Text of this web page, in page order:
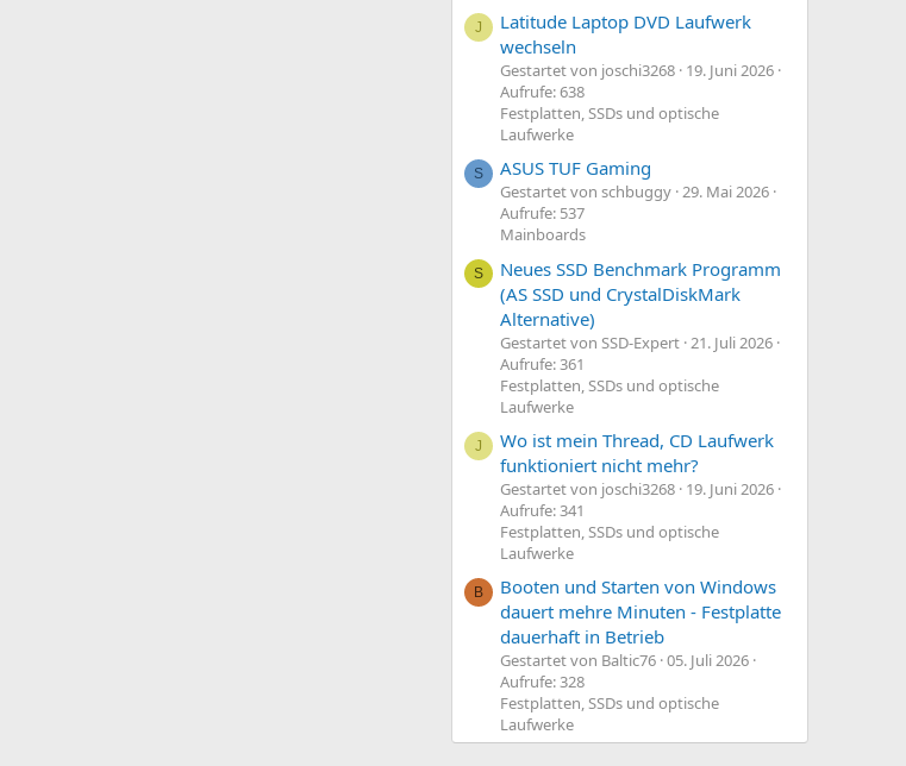
J
Latitude Laptop DVD Laufwerk
wechseln
Gestartet von joschi3268 19. Juni 2026
Aufrufe: 638
Festplatten, SSDs und optische
Laufwerke
S ASUS TUF Gaming
Gestartet von schbuggy 29. Mai 2026
Aufrufe: 537
Mainboards
S
Neues SSD Benchmark Programm
(AS SSD und CrystalDiskMark
Alternative)
Gestartet von SSD-Expert 21. Juli 2026
Aufrufe: 361
Festplatten, SSDs und optische
Laufwerke
J
Wo ist mein Thread, CD Laufwerk
funktioniert nicht mehr?
Gestartet von joschi3268 19. Juni 2026
Aufrufe: 341
Festplatten, SSDs und optische
Laufwerke
B
Booten und Starten von Windows
dauert mehre Minuten - Festplatte
dauerhaft in Betrieb
Gestartet von Baltic76 05. Juli 2026
Aufrufe: 328
Festplatten, SSDs und optische
Laufwerke